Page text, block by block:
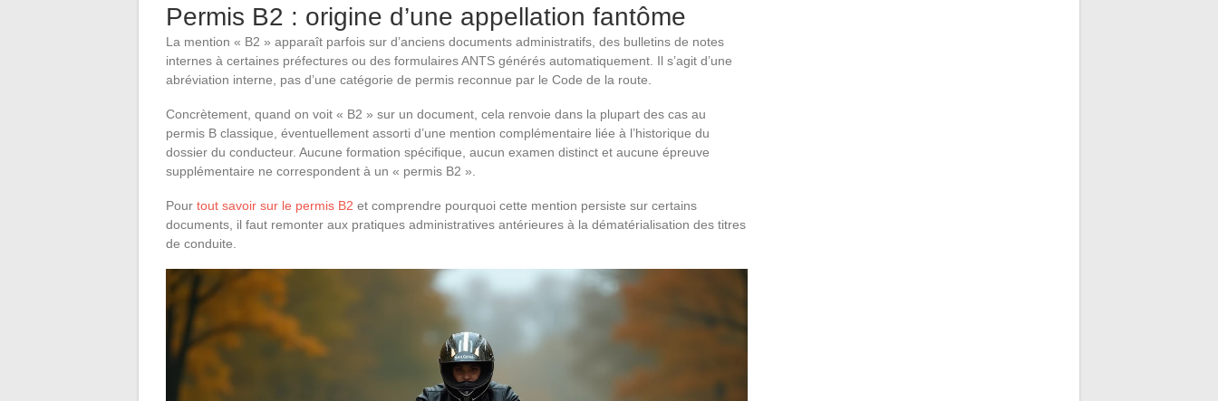
Permis B2 : origine d’une appellation fantôme
La mention « B2 » apparaît parfois sur d’anciens documents administratifs, des bulletins de notes
internes à certaines préfectures ou des formulaires ANTS générés automatiquement. Il s’agit d’une
abréviation interne, pas d’une catégorie de permis reconnue par le Code de la route.
Concrètement, quand on voit « B2 » sur un document, cela renvoie dans la plupart des cas au
permis B classique, éventuellement assorti d’une mention complémentaire liée à l’historique du
dossier du conducteur. Aucune formation spécifique, aucun examen distinct et aucune épreuve
supplémentaire ne correspondent à un « permis B2 ».
Pour tout savoir sur le permis B2 et comprendre pourquoi cette mention persiste sur certains
documents, il faut remonter aux pratiques administratives antérieures à la dématérialisation des titres
de conduite.